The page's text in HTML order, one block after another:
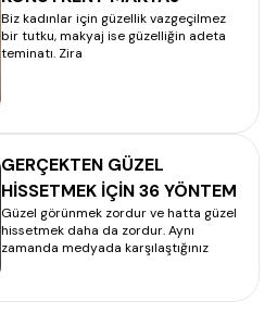
Biz kadınlar için güzellik vazgeçilmez
bir tutku, makyaj ise güzelliğin adeta
teminatı. Zira
GERÇEKTEN GÜZEL
HİSSETMEK İÇİN 36 YÖNTEM
Güzel görünmek zordur ve hatta güzel
hissetmek daha da zordur. Aynı
zamanda medyada karşılaştığınız